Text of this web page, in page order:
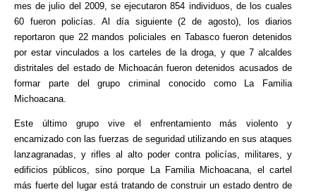
mes de julio del 2009, se ejecutaron 854 individuos, de los cuales
60 fueron policías. Al día siguiente (2 de agosto), los diarios
reportaron que 22 mandos policiales en Tabasco fueron detenidos
por estar vinculados a los carteles de la droga, y que 7 alcaldes
distritales del estado de Michoacán fueron detenidos acusados de
formar parte del grupo criminal conocido como La Familia
Michoacana.
Este último grupo vive el enfrentamiento más violento y
encarnizado con las fuerzas de seguridad utilizando en sus ataques
lanzagranadas, y rifles al alto poder contra policías, militares, y
edificios públicos, sino porque La Familia Michoacana, el cartel
más fuerte del lugar está tratando de construir un estado dentro de